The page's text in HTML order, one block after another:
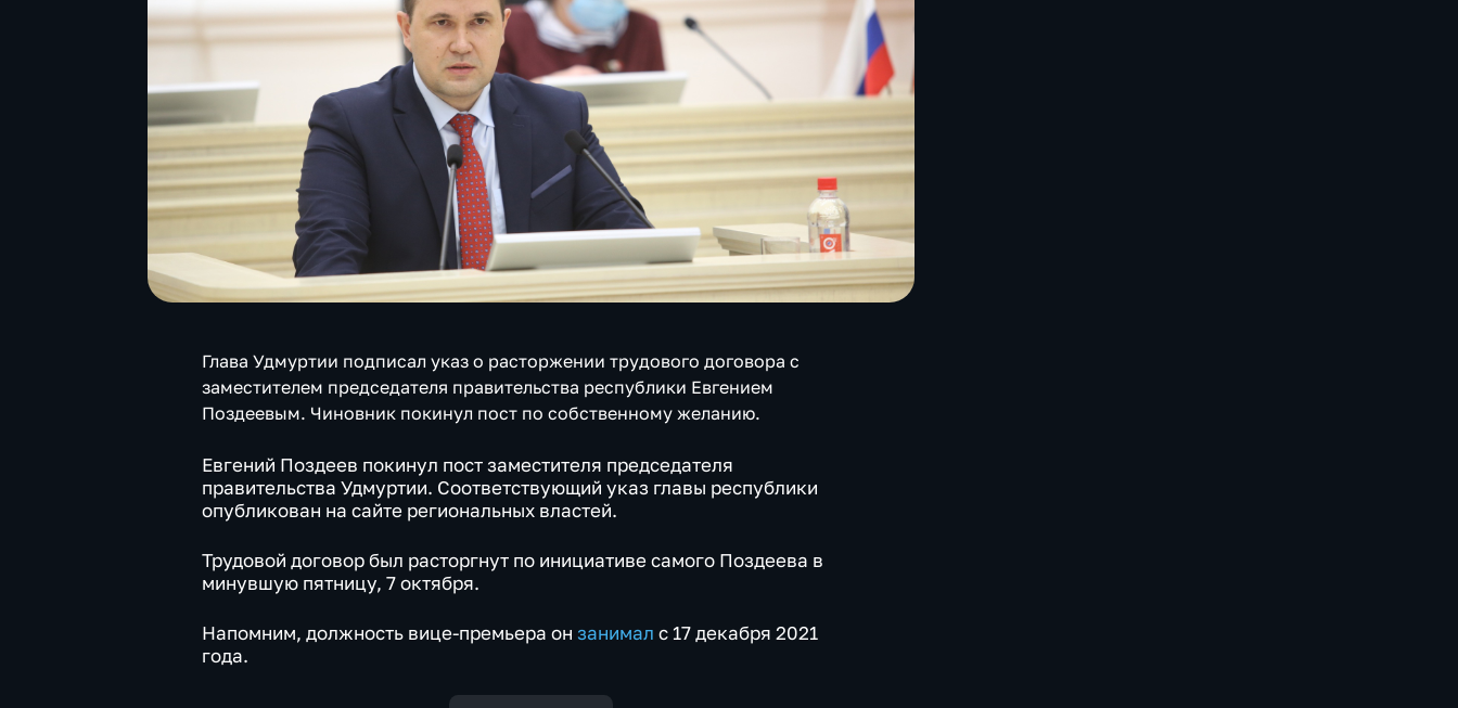
Глава Удмуртии подписал указ о расторжении трудового договора с
заместителем председателя правительства республики Евгением
Поздеевым. Чиновник покинул пост по собственному желанию.
Евгений Поздеев покинул пост заместителя председателя
правительства Удмуртии. Соответствующий указ главы республики
опубликован на сайте региональных властей.
Трудовой договор был расторгнут по инициативе самого Поздеева в
минувшую пятницу, 7 октября.
Напомним, должность вице-премьера онзанимал с 17 декабря 2021
года.